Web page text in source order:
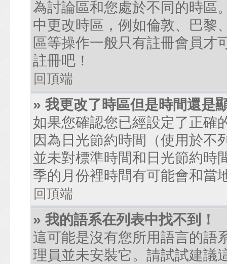
為討論區和您處於不同的時區
中更改時區，例如倫敦、巴黎
區等操作一般只有註冊會員才
註冊吧！
回頂端
» 我更改了時區但是時間還是
如果您確認您已經設定了正確
因為日光節約時間（使用於不
並未對標準時間和日光節約時
季的月份裡時間有可能會和當
回頂端
» 我的語系在列表中找不到！
這可能是沒有您所用語言的語
理員並未安裝它。請試試建議